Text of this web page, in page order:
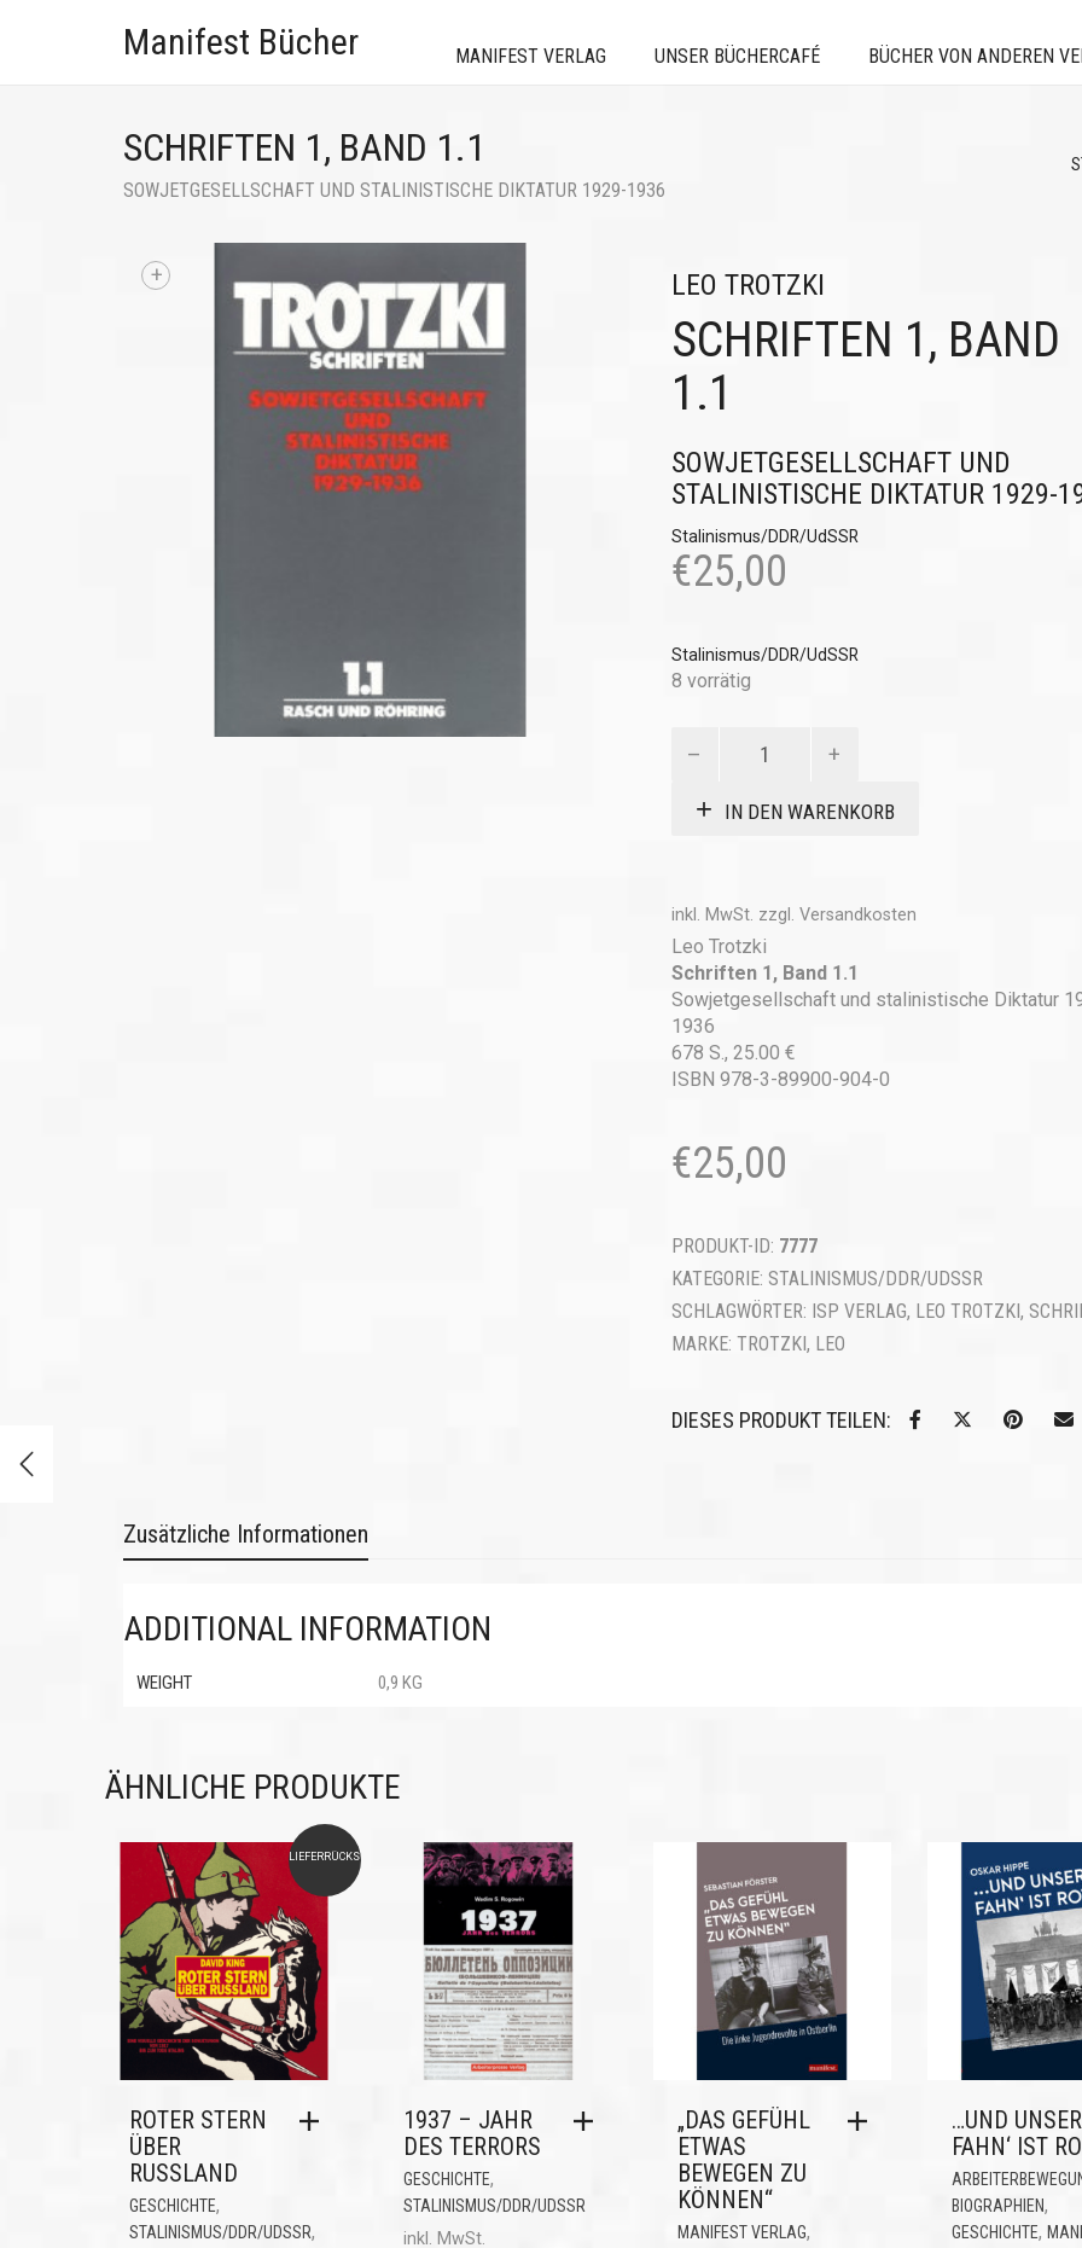
Manifest Bücher MANIFEST VERLAG UNSER BÜCHERCAFÉ BÜCHER VON ANDEREN
SCHRIFTEN 1, BAND 1.1
SOWJETGESELLSCHAFT UND STALINISTISCHE DIKTATUR 1929-1936
+ LEO TROTZKI
SCHRIFTEN 1, BAND
1.1
SOWJETGESELLSCHAFT UND
STALINISTISCHE DIKTATUR 1929-
Stalinismus/DDR/UdSSR
€25,00
Stalinismus/DDR/UdSSR
8 vorrätig
IN DEN WARENKORB
inkl. MwSt. zzgl. Versandkosten
Leo Trotzki
Schriften 1, Band 1.1
Sowjetgesellschaft und stalinistische Diktatur
1936
678 S., 25.00 €
ISBN 978-3-89900-904-0
€25,00
PRODUKT-ID: 7777
KATEGORIE: STALINISMUS/DDR/UDSSR
SCHLAGWÖRTER: ISP VERLAG, LEO TROTZKI,
MARKE: TROTZKI, LEO
DIESES PRODUKT TEILEN:
Zusätzliche Informationen
ADDITIONAL INFORMATION
WEIGHT 0,9 KG
ÄHNLICHE PRODUKTE
LIEFERRÜCKSTAND
ROTER STERN
ÜBER
RUSSLAND
GESCHICHTE,
STALINISMUS/DDR/UDSSR,
1937 – JAHR
DES TERRORS
GESCHICHTE,
STALINISMUS/DDR/UDSSR
inkl. MwSt.
„DAS GEFÜHL
ETWAS
BEWEGEN ZU
KÖNNEN“
MANIFEST VERLAG,
…UND
FAHN‘ IST
BIOGRAPHIEN,
GESCHICHTE,